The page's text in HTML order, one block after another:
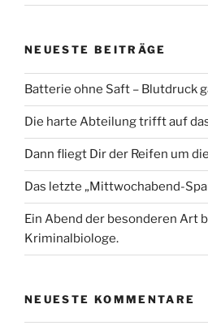
NEUESTE BEITRÄGE
Batterie ohne Saft – Blutdruck
Die harte Abteilung trifft auf
Dann fliegt Dir der Reifen um
Das letzte „Mittwochabend-
Ein Abend der besonderen Art
Kriminalbiologe.
NEUESTE KOMMENTARE